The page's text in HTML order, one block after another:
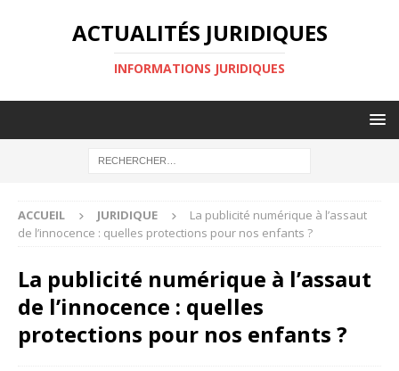
ACTUALITÉS JURIDIQUES
INFORMATIONS JURIDIQUES
ACCUEIL JURIDIQUE
La publicité numérique à l’assaut
de l’innocence : quelles protections pour nos enfants ?
La publicité numérique à l’assaut
de l’innocence : quelles
protections pour nos enfants ?